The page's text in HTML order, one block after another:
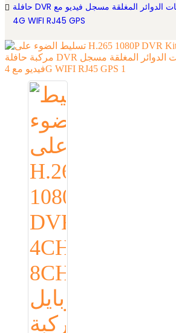
حافلة DVR للحافلة كاميرا تلفزيونات الدوائر المغلقة مسجل فيديو مع
4G WIFI RJ45 GPS